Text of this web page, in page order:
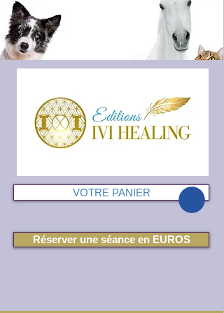
VOTRE PANIER
Réserver une séance en EUROS